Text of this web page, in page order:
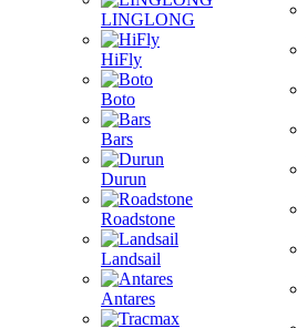
LINGLONG
HiFly
Boto
Bars
Durun
Roadstone
Landsail
Antares